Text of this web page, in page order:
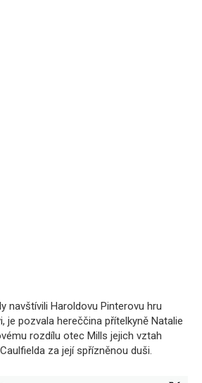
navštívili Haroldovu Pinterovu hru
je pozvala hereččina přítelkyně Natalie
rozdílu otec Mills jejich vztah
za její spřízněnou duši.